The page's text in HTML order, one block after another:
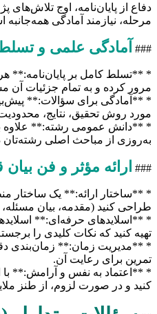
دفاع از پایان‌نامه، اوج
مرحله، نیازمند آمادگی
### آمادگی علمی و تسلط
* **تسلط کامل بر پایان‌نامه:**
مرور کرده و به تمام جزئیات آن
* **آمادگی برای سؤالات:**
مورد روش تحقیق، نتایج،
* **دانش عمومی رشته:** علاوه
به‌روزی از مباحث اصلی رشته‌تان
### ارائه مؤثر و فن
* **ساختار ارائه:** یک ساختار
طراحی کنید (مقدمه، بیان
* **اسلایدهای حرفه‌ای:**
تهیه کنید که نکات کلیدی را
* **مدیریت زمان:** زمان‌بندی
تمرین برای رعایت آن.
* **اعتماد به نفس و آرامش:**
کنید و در صورت لزوم، از طنز